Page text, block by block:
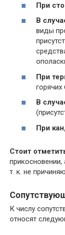
При
В
виды
При
В
При
Стоит
прикосновении,
т. к. не
К числу
относят